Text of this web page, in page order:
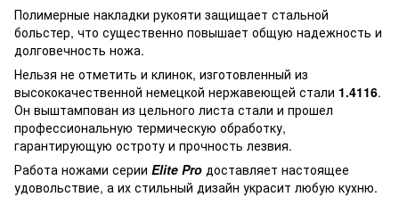
Полимерные накладки рукояти защищает стальной
больстер, что существенно повышает общую надежность и
долговечность ножа.
Нельзя не отметить и клинок, изготовленный из
высококачественной немецкой нержавеющей стали 1.4116.
Он выштампован из цельного листа стали и прошел
профессиональную термическую обработку,
гарантирующую остроту и прочность лезвия.
Работа ножами серии Elite Pro доставляет настоящее
удовольствие, а их стильный дизайн украсит любую кухню.